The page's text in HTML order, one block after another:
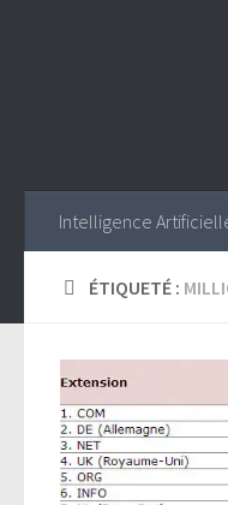
Intelligence
ÉTIQUETÉ :